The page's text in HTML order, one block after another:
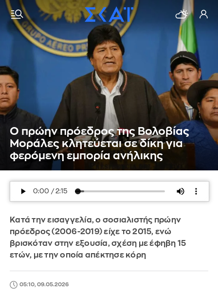
Ο πρώην πρόεδρος της Βολοβίας
Μοράλες κλητεύεται σε δίκη για
φερόμενη εμπορία ανήλικης
Κατά την εισαγγελία, ο σοσιαλιστής πρώην
πρόεδρος (2006-2019) είχε το 2015, ενώ
βρισκόταν στην εξουσία, σχέση με έφηβη 15
ετών, με την οποία απέκτησε κόρη
05:10, 09.05.2026